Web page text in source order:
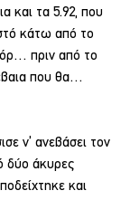
και τα 5.92, που
κάτω από το
πριν από το
που θα…
ν’ ανεβάσει τον
δύο άκυρες
και